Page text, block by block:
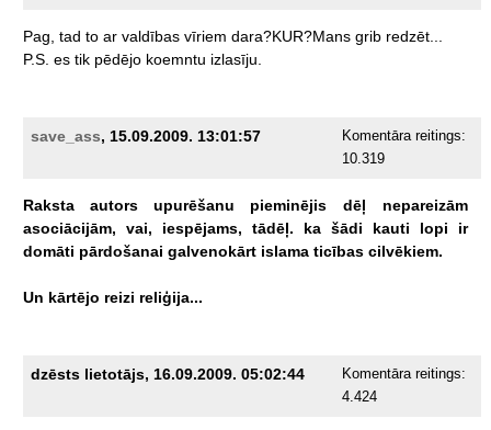
Pag, tad to ar valdības vīriem dara?KUR?Mans grib redzēt...
P.S. es tik pēdējo koemntu izlasīju.
save_ass, 15.09.2009. 13:01:57
Komentāra reitings:
10.319
Raksta autors upurēšanu pieminējis dēļ
nepareizām
asociācijām,
vai, iespējams, tādēļ. ka šādi kauti lopi
ir
domāti pārdošanai galvenokārt islama ticības cilvēkiem.
Un kārtējo reizi reliģija...
dzēsts lietotājs, 16.09.2009. 05:02:44
Komentāra reitings:
4.424